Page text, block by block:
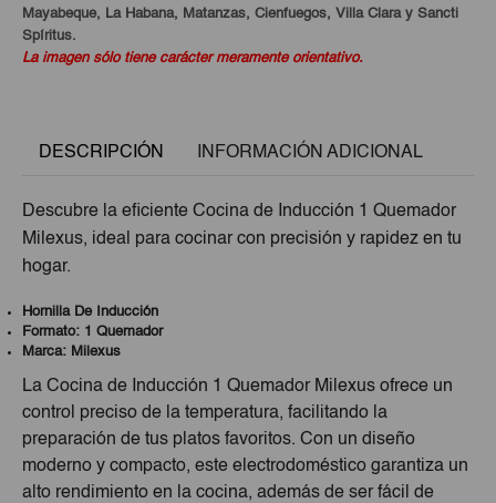
Mayabeque, La Habana, Matanzas, Cienfuegos, Villa Clara y Sancti
Spíritus.
La imagen sólo tiene carácter meramente orientativo.
DESCRIPCIÓN INFORMACIÓN ADICIONAL
Descubre la eficiente Cocina de Inducción 1 Quemador
Milexus, ideal para cocinar con precisión y rapidez en tu
hogar.
Hornilla De Inducción
Formato: 1 Quemador
Marca: Milexus
La Cocina de Inducción 1 Quemador Milexus ofrece un
control preciso de la temperatura, facilitando la
preparación de tus platos favoritos. Con un diseño
moderno y compacto, este electrodoméstico garantiza un
alto rendimiento en la cocina, además de ser fácil de